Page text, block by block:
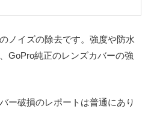
ノイズの除去です。強度や防水
GoPro純正のレンズカバーの強
ー破損のレポートは普通にあり